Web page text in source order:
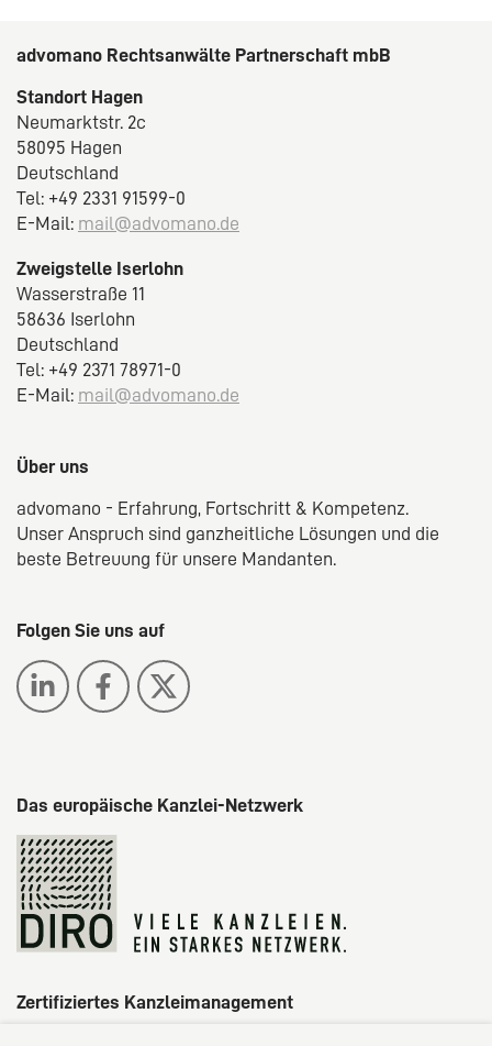
advomano Rechtsanwälte Partnerschaft mbB
Standort Hagen
Neumarktstr. 2c
58095 Hagen
Deutschland
Tel: +49 2331 91599-0
E-Mail: mail@advomano.de
Zweigstelle Iserlohn
Wasserstraße 11
58636 Iserlohn
Deutschland
Tel: +49 2371 78971-0
E-Mail: mail@advomano.de
Über uns
advomano - Erfahrung, Fortschritt & Kompetenz.
Unser Anspruch sind ganzheitliche Lösungen und die
beste Betreuung für unsere Mandanten.
Folgen Sie uns auf
Das europäische Kanzlei-Netzwerk
Zertifiziertes Kanzleimanagement